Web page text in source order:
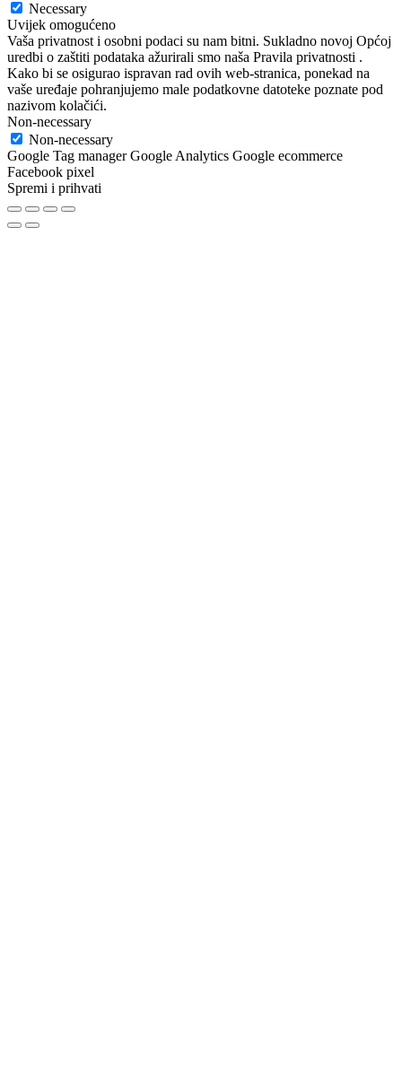
Necessary
Uvijek omogućeno
Vaša privatnost i osobni podaci su nam bitni. Sukladno novoj Općoj
uredbi o zaštiti podataka ažurirali smo naša Pravila privatnosti .
Kako bi se osigurao ispravan rad ovih web-stranica, ponekad na
vaše uređaje pohranjujemo male podatkovne datoteke poznate pod
nazivom kolačići.
Non-necessary
Non-necessary
Google Tag manager Google Analytics Google ecommerce
Facebook pixel
Spremi i prihvati